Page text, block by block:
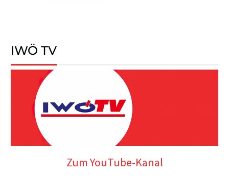
IWÖ TV
Zum YouTube-Kanal